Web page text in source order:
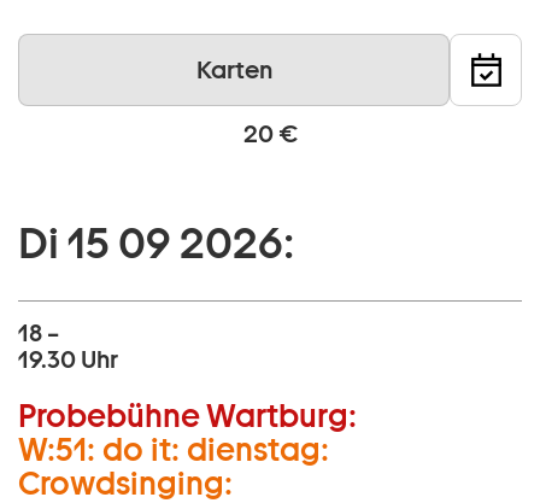
Karten
20 €
Di 15 09 2026:
18 –
19.30 Uhr
Probebühne Wartburg:
W:51: do it: dienstag:
Crowdsinging: